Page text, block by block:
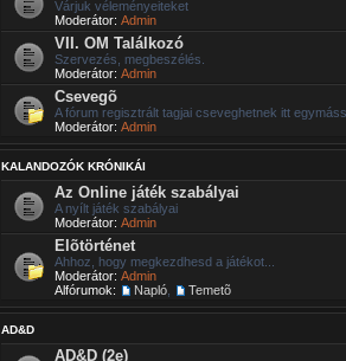
Várjuk véleményeiteket
Moderátor: Admin
VII. OM Találkozó
Szervezés, megbeszélés.
Moderátor: Admin
Csevegõ
A fórum regisztrált tagjai cseveghetnek itt
Moderátor: Admin
KALANDOZÓK KRÓNIKÁI
Az Online játék szabályai
A nyílt játék szabályai
Moderátor: Admin
Elõtörténet
Ahhoz, hogy megkezdhesd a játékot...
Moderátor: Admin
Alfórumok:
Napló Temetõ
AD&D
AD&D (2e)